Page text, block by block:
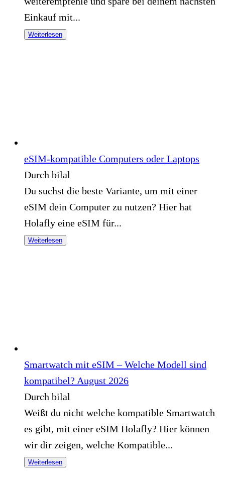
Einkauf mit...
Weiterlesen
eSIM-kompatible Computers oder Laptops
Durch bilal
Du suchst die beste Variante, um mit einer
eSIM dein Computer zu nutzen? Hier hat
Holafly eine eSIM für...
Weiterlesen
Smartwatch mit eSIM – Welche Modell sind
kompatibel? August 2026
Durch bilal
Weißt du nicht welche kompatible Smartwatch
es gibt, mit einer eSIM Holafly? Hier können
wir dir zeigen, welche Kompatible...
Weiterlesen